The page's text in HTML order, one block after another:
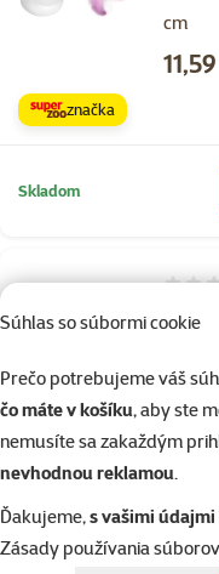
Súhlas so súbormi cookie
Prečo potrebujeme váš
čo máte v košíku, aby ste
nemusíte sa zakaždým
nevhodnou reklamou.
Ďakujeme,s vašimi
Zásady používania
cm
Cena
značka
Skladom
Epic Pet
motýľ
Cena